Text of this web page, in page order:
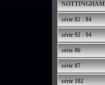
série 82 - 84
série 92 - 94
série 86
série 87
série 102